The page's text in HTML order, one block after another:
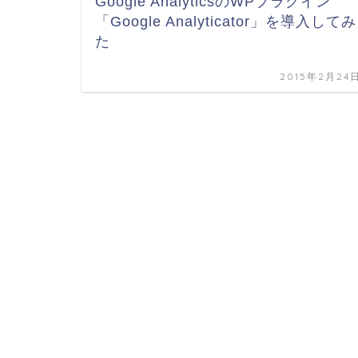
「Google Analyticator」を導入してみ
た
2015年2月24